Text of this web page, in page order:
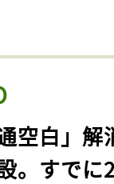
空白」解
。すでに